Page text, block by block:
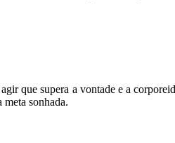
que supera a vontade e a
sonhada.